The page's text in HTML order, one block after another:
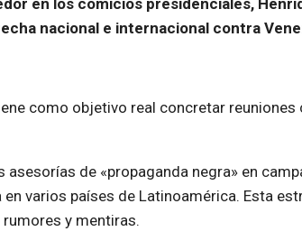
en los comicios presidenciales,
nacional e internacional contra
como objetivo real concretar reuniones
de «propaganda negra» en
varios países de Latinoamérica. Esta
y mentiras.